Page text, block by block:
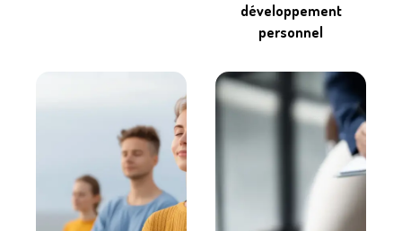
développement
personnel